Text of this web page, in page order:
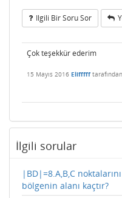
Ilgili Bir Soru Sor
Çok teşekkür ederim
15 Mayıs 2016 Elifffff tarafından
İlgili sorular
|BD|=8.A,B,C
bölgenin alanı kaçtır?